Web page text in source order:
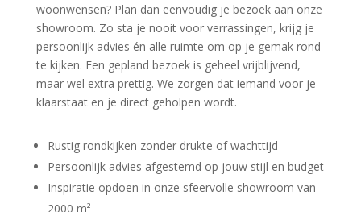
woonwensen? Plan dan eenvoudig je bezoek aan onze
showroom. Zo sta je nooit voor verrassingen, krijg je
persoonlijk advies én alle ruimte om op je gemak rond
te kijken. Een gepland bezoek is geheel vrijblijvend,
maar wel extra prettig. We zorgen dat iemand voor je
klaarstaat en je direct geholpen wordt.
Rustig rondkijken zonder drukte of wachttijd
Persoonlijk advies afgestemd op jouw stijl en budget
Inspiratie opdoen in onze sfeervolle showroom van
2000 m²